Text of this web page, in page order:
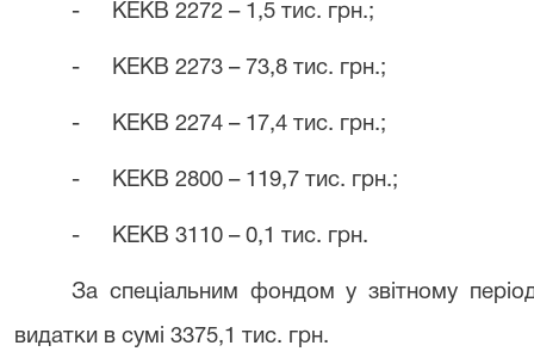
- КЕКВ 2272 – 1,5 тис. грн.;
- КЕКВ 2273 – 73,8 тис. грн.;
- КЕКВ 2274 – 17,4 тис. грн.;
- КЕКВ 2800 – 119,7 тис. грн.;
- КЕКВ 3110 – 0,1 тис. грн.
За спеціальним фондом у звітному
видатки в сумі 3375,1 тис. грн.